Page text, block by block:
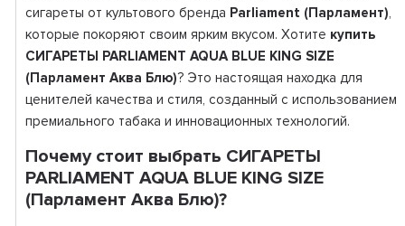
сигареты от культового бренда Parliament (Парламент),
которые покоряют своим ярким вкусом. Хотите купить
СИГАРЕТЫ PARLIAMENT AQUA BLUE KING SIZE
(Парламент Аква Блю)? Это настоящая находка для
ценителей качества и стиля, созданный с использованием
премиального табака и инновационных технологий.
Почему стоит выбрать СИГАРЕТЫ
PARLIAMENT AQUA BLUE KING SIZE
(Парламент Аква Блю)?